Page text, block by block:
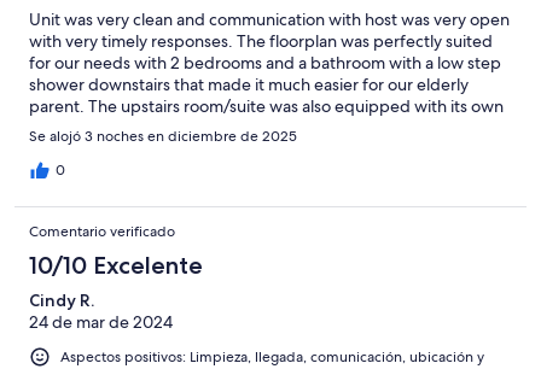
Unit was very clean and communication with host was very open
with very timely responses. The floorplan was perfectly suited
for our needs with 2 bedrooms and a bathroom with a low step
shower downstairs that made it much easier for our elderly
parent. The upstairs room/suite was also equipped with its own
full bathroom as well. We will definately recommend this unit
and host for a small group visiting Rock Hill. We look forward to
booking this one again in the future.
Se alojó 3 noches en diciembre de 2025
0
Comentario verificado
10/10 Excelente
Cindy R.
24 de mar de 2024
Aspectos positivos: Limpieza, llegada, comunicación, ubicación y